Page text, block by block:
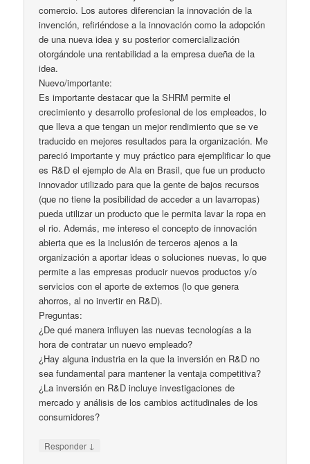
comercio. Los autores diferencian la innovación de la
invención, refiriéndose a la innovación como la adopción
de una nueva idea y su posterior comercialización
otorgándole una rentabilidad a la empresa dueña de la
idea.
Nuevo/importante:
Es importante destacar que la SHRM permite el
crecimiento y desarrollo profesional de los empleados, lo
que lleva a que tengan un mejor rendimiento que se ve
traducido en mejores resultados para la organización. Me
pareció importante y muy práctico para ejemplificar lo que
es R&D el ejemplo de Ala en Brasil, que fue un producto
innovador utilizado para que la gente de bajos recursos
(que no tiene la posibilidad de acceder a un lavarropas)
pueda utilizar un producto que le permita lavar la ropa en
el rio. Además, me intereso el concepto de innovación
abierta que es la inclusión de terceros ajenos a la
organización a aportar ideas o soluciones nuevas, lo que
permite a las empresas producir nuevos productos y/o
servicios con el aporte de externos (lo que genera
ahorros, al no invertir en R&D).
Preguntas:
¿De qué manera influyen las nuevas tecnologías a la
hora de contratar un nuevo empleado?
¿Hay alguna industria en la que la inversión en R&D no
sea fundamental para mantener la ventaja competitiva?
¿La inversión en R&D incluye investigaciones de
mercado y análisis de los cambios actitudinales de los
consumidores?
Responder ↓